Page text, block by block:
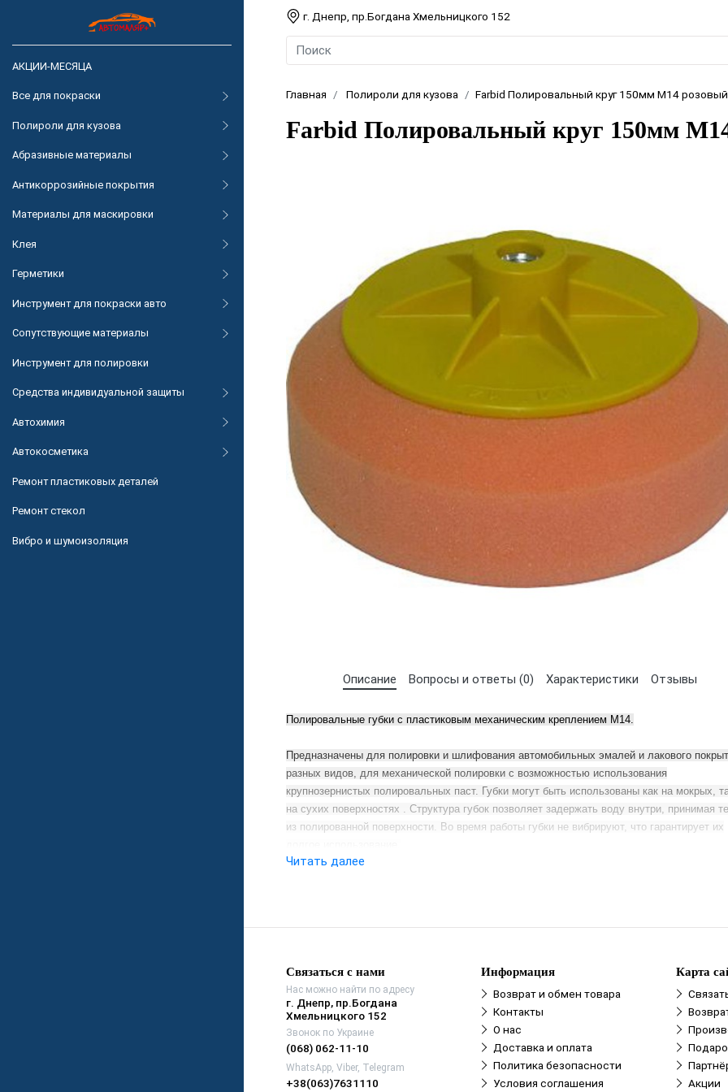
АКЦИИ-МЕСЯЦА
Все для покраски
Полироли для кузова
Абразивные материалы
Антикоррозийные покрытия
Материалы для маскировки
Клея
Герметики
Инструмент для покраски авто
Сопутствующие материалы
Инструмент для полировки
Средства индивидуальной защиты
Автохимия
Автокосметика
Ремонт пластиковых деталей
Ремонт стекол
Вибро и шумоизоляция
г. Днепр, пр.Богдана Хмельницкого 152
Главная Полироли для кузова Farbid Полировальный круг 150мм М14 розовый
Farbid Полировальный круг 150мм
Выберите язык магазина
Описание Вопросы и ответы (0) Характеристики Отзывы
Полировальные губки с пластиковым механическим креплением M14.
Предназначены для полировки и шлифования автомобильных эмалей и лакового
разных видов, для механической полировки с возможностью использования
крупнозернистых полировальных паст. Губки могут быть использованы как на мокрых,
на сухих поверхностях . Структура губок позволяет задержать воду внутри, принимая
из полированной поверхности. Во время работы губки не вибрируют, что гарантирует их
Розовая(средняя);
Читать далее
Связаться с нами
Нас можно найти по адресу
г. Днепр, пр.Богдана
Хмельницкого 152
Звонок по Украине
(068) 062-11-10
WhatsApp, Viber, Telegram
+38(063)7631110
Информация
Возврат и обмен товара
Контакты
О нас
Доставка и оплата
Политика безопасности
Условия соглашения
Карта
Акции